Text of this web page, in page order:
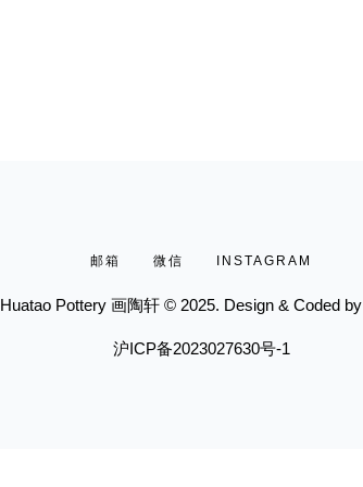
邮箱 微信 INSTAGRAM
Huatao Pottery 画陶轩 © 2025. Design & Coded by
沪ICP备2023027630号-1